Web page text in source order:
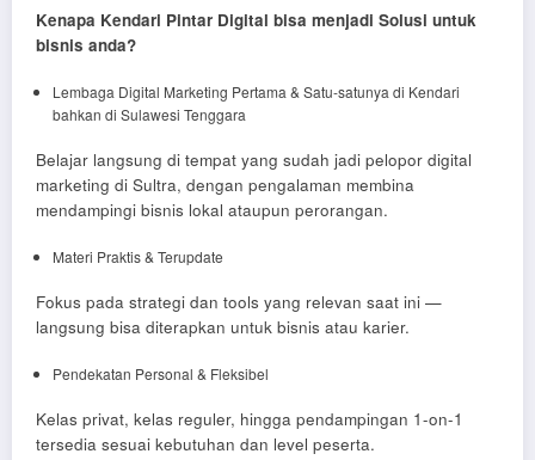
Kenapa Kendari Pintar Digital bisa menjadi Solusi untuk
bisnis anda?
Lembaga Digital Marketing Pertama & Satu-satunya di Kendari
bahkan di Sulawesi Tenggara
Belajar langsung di tempat yang sudah jadi pelopor digital
marketing di Sultra, dengan pengalaman membina
mendampingi bisnis lokal ataupun perorangan.
Materi Praktis & Terupdate
Fokus pada strategi dan tools yang relevan saat ini —
langsung bisa diterapkan untuk bisnis atau karier.
Pendekatan Personal & Fleksibel
Kelas privat, kelas reguler, hingga pendampingan 1-on-1
tersedia sesuai kebutuhan dan level peserta.